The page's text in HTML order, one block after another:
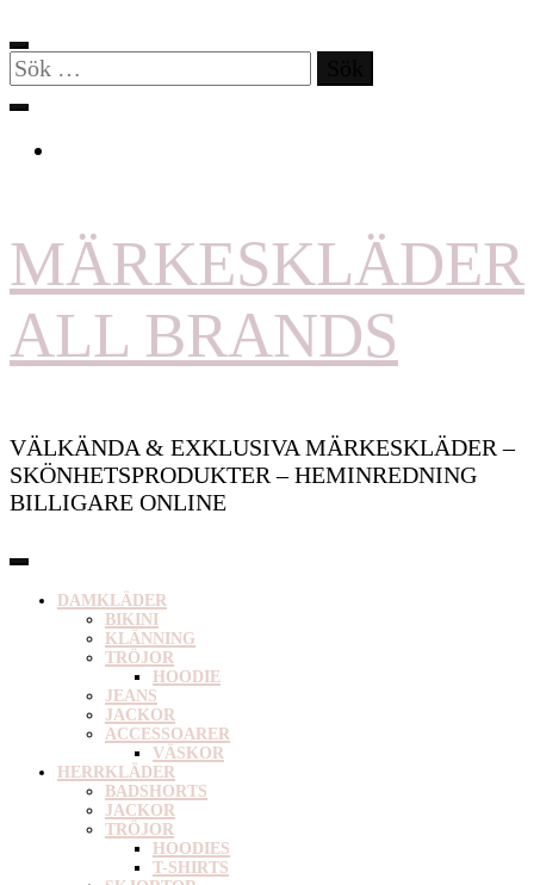
Sök
efter:
MÄRKESKLÄDER
ALL BRANDS
VÄLKÄNDA & EXKLUSIVA MÄRKESKLÄDER –
SKÖNHETSPRODUKTER – HEMINREDNING
BILLIGARE ONLINE
DAMKLÄDER
BIKINI
KLÄNNING
TRÖJOR
HOODIE
JEANS
JACKOR
ACCESSOARER
VÄSKOR
HERRKLÄDER
BADSHORTS
JACKOR
TRÖJOR
HOODIES
T-SHIRTS